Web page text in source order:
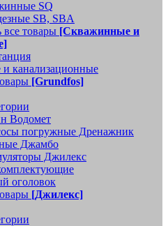
SQ
SB, SBA
все товары [Скважинные и
канализационные
[Grundfos]
Водомет
погружные Дренажник
Джамбо
Джилекс
оголовок
[Джилекс]